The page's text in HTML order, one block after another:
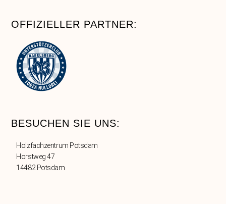
OFFIZIELLER PARTNER:
BESUCHEN SIE UNS:
Holzfachzentrum Potsdam
Horstweg 47
14482 Potsdam